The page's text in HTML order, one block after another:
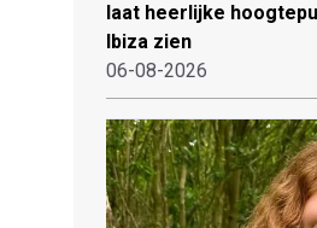
laat heerlijke
Ibiza zien
06-08-2026